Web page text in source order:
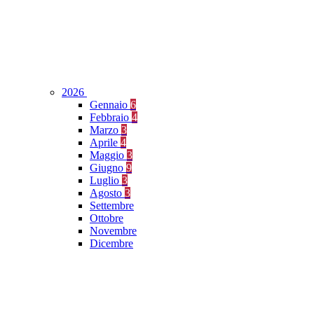
2026
Gennaio 6
Febbraio 4
Marzo 3
Aprile 4
Maggio 3
Giugno 9
Luglio 3
Agosto 3
Settembre
Ottobre
Novembre
Dicembre